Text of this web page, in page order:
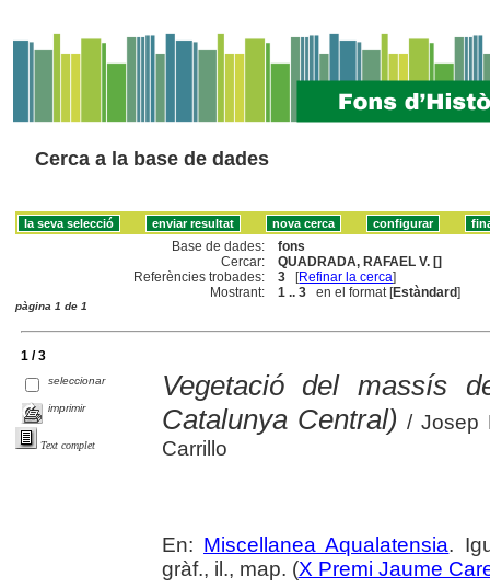
Cerca a la base de dades
Base de dades:
fons
Cercar:
QUADRADA, RAFAEL V. []
Referències trobades:
3 [Refinar la cerca]
Mostrant:
1 .. 3 en el format [Estàndard]
pàgina 1 de 1
1 / 3
seleccionar
imprimir
Text complet
Vegetació del massís
Catalunya Central) / Josep
Carrillo
En: Miscellanea Aqualatensia.
gràf., il., map. (X Premi Jaume